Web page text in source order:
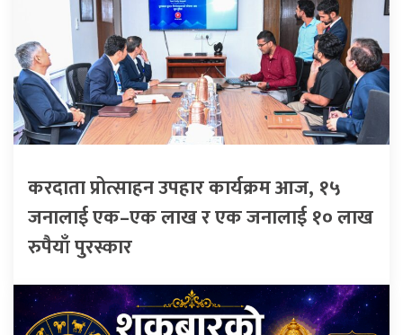
करदाता प्रोत्साहन उपहार कार्यक्रम आज, १५
जनालाई एक–एक लाख र एक जनालाई १० लाख
रुपैयाँ पुरस्कार